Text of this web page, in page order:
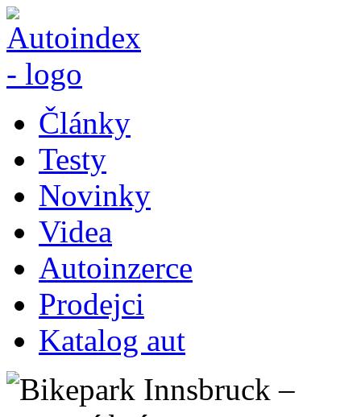
Články
Testy
Novinky
Videa
Autoinzerce
Prodejci
Katalog aut